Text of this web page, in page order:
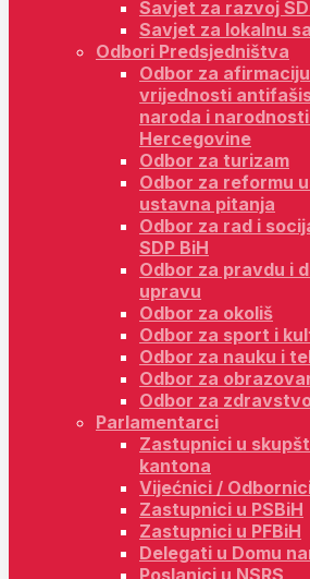
Savjet za razvoj
Savjet za lokalnu
Odbori Predsjedništva
Odbor za
vrijednosti
naroda i
Hercegovine
Odbor za turizam
Odbor za reformu
ustavna pitanja
Odbor za rad i
SDP BiH
Odbor za pravdu i
upravu
Odbor za okoliš
Odbor za sport i
Odbor za nauku i
Odbor za
Odbor za
Parlamentarci
Zastupnici u
kantona
Vijećnici /
Zastupnici u PSBiH
Zastupnici u PFBiH
Delegati u Domu
Poslanici u NSRS